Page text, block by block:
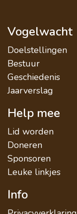
Vogelwacht
Doelstellingen
Bestuur
Geschiedenis
Jaarverslag
Help mee
Lid worden
Doneren
Sponsoren
Leuke linkjes
Info